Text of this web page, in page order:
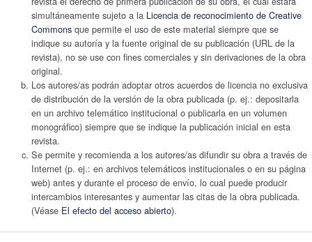
simultáneamente sujeto a la Licencia de reconocimiento de Creative
Commonsque permite el uso de este material siempre que se
indique su autoría y la fuente original de su publicación (URL de la
revista), no se use con fines comerciales y sin derivaciones de la obra
original.
Los autores/as podrán adoptar otros acuerdos de licencia no exclusiva
de distribución de la versión de la obra publicada (p. ej.: depositarla
en un archivo telemático institucional o publicarla en un volumen
monográfico) siempre que se indique la publicación inicial en esta
revista.
Se permite y recomienda a los autores/as difundir su obra a través de
Internet (p. ej.: en archivos telemáticos institucionales o en su página
web) antes y durante el proceso de envío, lo cual puede producir
intercambios interesantes y aumentar las citas de la obra publicada.
(Véase El efecto del acceso abierto).